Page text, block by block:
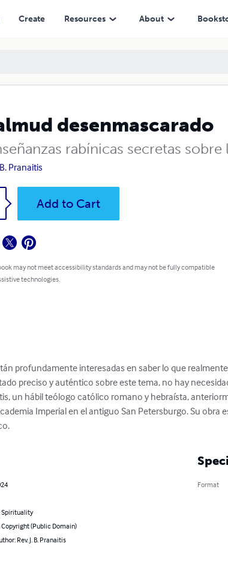
Create Resources About
desenmascarado
rabínicas secretas
B. Pranaitis
Add to Cart
may not meet accessibility standards and may not be fully compatible
technologies.
profundamente interesadas en saber lo que
preciso y auténtico sobre este tema, no hay
un hábil teólogo católico romano y hebraísta,
Imperial en el antiguo San Petersburgo. Su obra
Spirituality
Copyright (Public Domain)
Rev. J. B. Pranaitis
Format